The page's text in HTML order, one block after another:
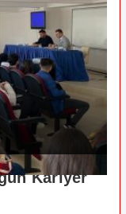
Kariyer